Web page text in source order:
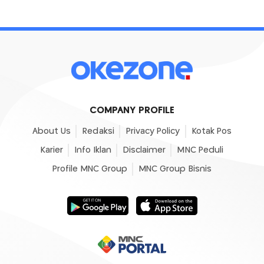
COMPANY PROFILE
About Us Redaksi Privacy Policy Kotak Pos
Karier Info Iklan Disclaimer MNC Peduli
Profile MNC Group MNC Group Bisnis